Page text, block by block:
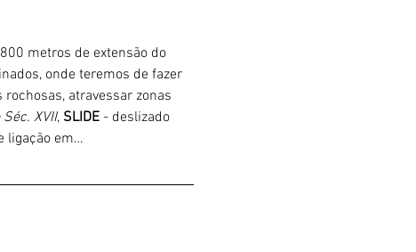
metros de extensão do
onde teremos de fazer
atravessar zonas
XVII, SLIDE - deslizado
ligação em…